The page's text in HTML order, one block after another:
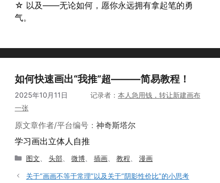
☆ 以及——无论如何，愿你永远拥有拿起笔的勇
气。
如何快速画出“我推”超———简易教程！
2025年10月11日
本人急用钱，转让新建画布
一张
原文章作者/平台编号： 神奇斯塔尔
学习画出立体人自推
分
图文 、头部 、微博 、插画 、教程 、漫画
关于“画画不等于常理”以及关于“阴影性价比”的小思考